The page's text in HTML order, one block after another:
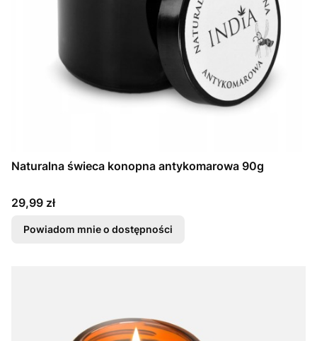
Naturalna świeca konopna antykomarowa 90g
Cena
29,99 zł
Powiadom mnie o dostępności